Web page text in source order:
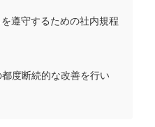
遵守するための社内規程
度断続的な改善を行い